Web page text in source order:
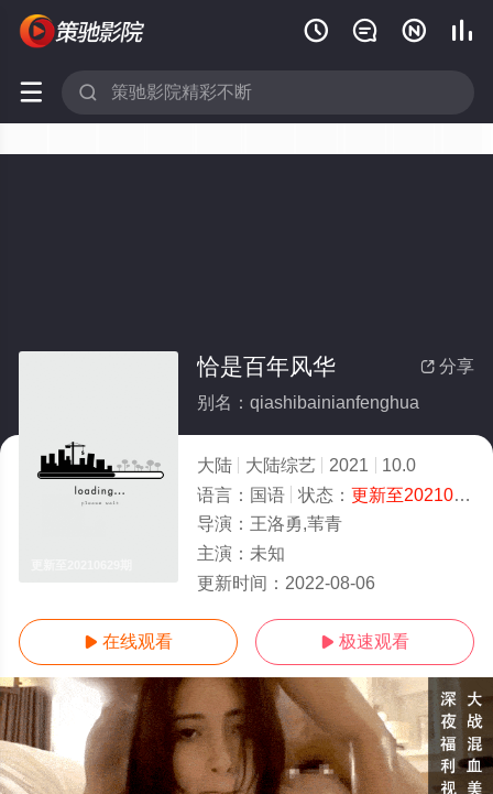
   
 
 分享
恰是百年风华
别名：qiashibainianfenghua
大陆 大陆综艺 2021
10.0
语言： 国语 状态： 更新至20210629期
导演： 王洛勇,苇青
主演： 未知
更新时间： 2022-08-06
 在线观看  极速观看